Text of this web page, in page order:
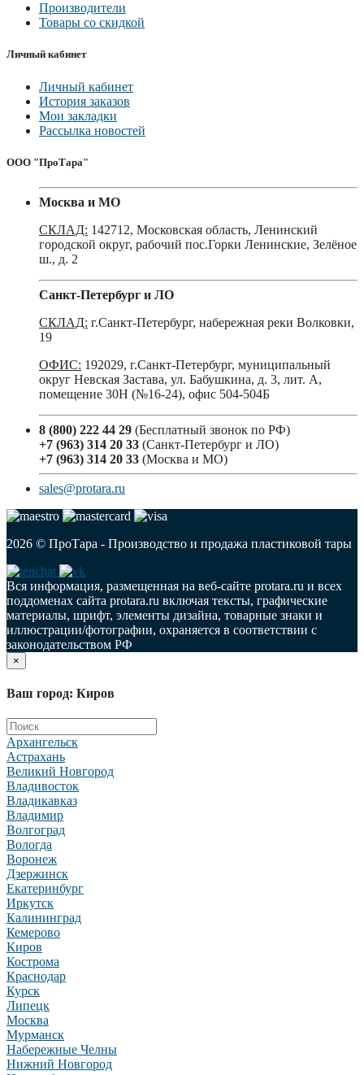
Производители
Товары со скидкой
Личный кабинет
Личный кабинет
История заказов
Мои закладки
Рассылка новостей
ООО "ПроТара"
Москва и МО
СКЛАД: 142712, Московская область, Ленинский
городской округ, рабочий пос.Горки Ленинские, Зелёное
ш., д. 2
Санкт-Петербург и ЛО
СКЛАД: г.Санкт-Петербург, набережная реки Волковки,
19
ОФИС: 192029, г.Санкт-Петербург, муниципальный
округ Невская Застава, ул. Бабушкина, д. 3, лит. А,
помещение 30Н (№16-24), офис 504-504Б
8 (800) 222 44 29 (Бесплатный звонок по РФ)
+7 (963) 314 20 33 (Санкт-Петербург и ЛО)
+7 (963) 314 20 33 (Москва и МО)
sales@protara.ru
2026 © ПроТара - Производство и продажа пластиковой тары
Вся информация, размещенная на веб-сайте protara.ru и всех
поддоменах сайта protara.ru включая тексты, графические
материалы, шрифт, элементы дизайна, товарные знаки и
иллюстрации/фотографии, охраняется в соответствии с
законодательством РФ
×
Ваш город: Киров
Архангельск
Астрахань
Великий Новгород
Владивосток
Владикавказ
Владимир
Волгоград
Вологда
Воронеж
Дзержинск
Екатеринбург
Иркутск
Калининград
Кемерово
Киров
Кострома
Краснодар
Курск
Липецк
Москва
Мурманск
Набережные Челны
Нижний Новгород